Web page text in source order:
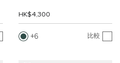
HK$4,300
6 比較